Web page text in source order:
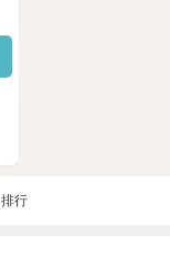
排行